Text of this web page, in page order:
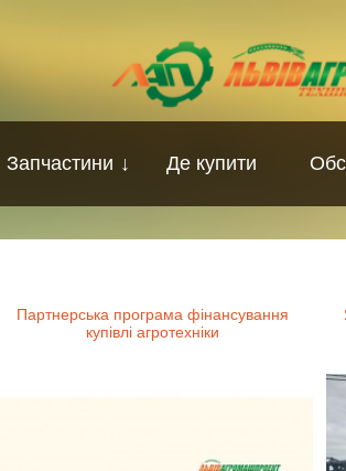
Запчастини ↓ Де купити
Партнерська програма фінансування
купівлі агротехніки